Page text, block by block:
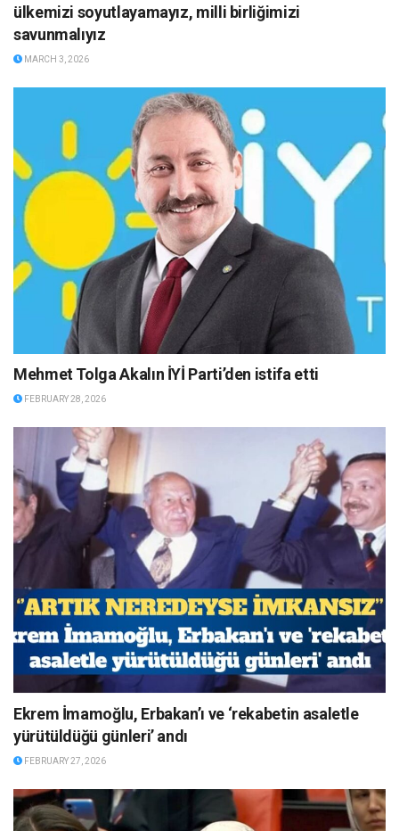
ülkemizi soyutlayamayız, milli birliğimizi
savunmalıyız
MARCH 3, 2026
Mehmet Tolga Akalın İYİ Parti’den istifa etti
FEBRUARY 28, 2026
Ekrem İmamoğlu, Erbakan’ı ve ‘rekabetin asaletle
yürütüldüğü günleri’ andı
FEBRUARY 27, 2026